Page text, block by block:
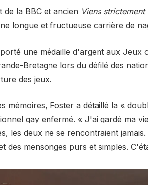
de la BBC et ancien Viens strictement
longue et fructueuse carrière de
une médaille d'argent aux Jeux
Bretagne lors du défilé des
des jeux.
mémoires, Foster a détaillé la «
gay enfermé. « J'ai gardé ma
les deux ne se rencontraient
des mensonges purs et simples.